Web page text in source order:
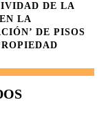
DE LA
LA
DE PISOS